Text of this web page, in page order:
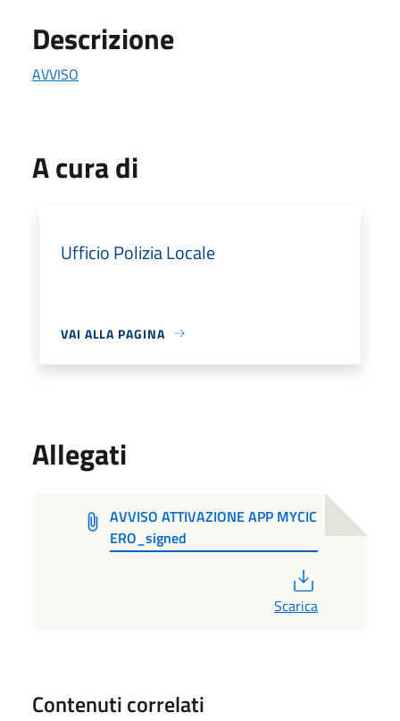
Descrizione
AVVISO
A cura di
Ufficio Polizia Locale
VAI ALLA PAGINA
Allegati
AVVISO ATTIVAZIONE APP MYCIC
ERO_signed
Scarica
Contenuti correlati